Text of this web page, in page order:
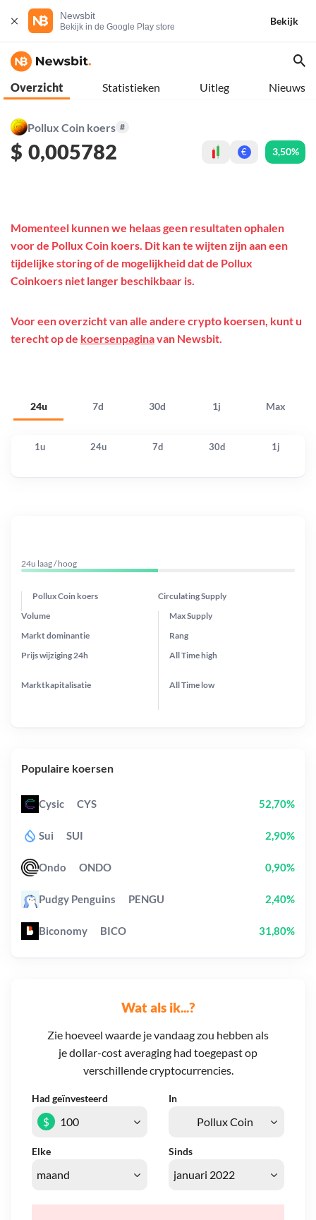
Newsbit
Bekijk in de Google Play store
Bekijk
Overzicht Statistieken Uitleg Nieuws
Pollux Coin koers #
$ 0,005782 € 3,50%
24u 7d 30d 1j Max
Momenteel kunnen we helaas geen resultaten ophalen
voor de Pollux Coin koers. Dit kan te wijten zijn aan een
tijdelijke storing of de mogelijkheid dat de Pollux
Coinkoers niet langer beschikbaar is.
Voor een overzicht van alle andere crypto koersen, kunt u
terecht op de koersenpaginavan Newsbit.
1u 24u 7d 30d 1j
Wat als ik...?
Zie hoeveel waarde je vandaag zou hebben als
je dollar-cost averaging had toegepast op
verschillende cryptocurrencies.
Had geïnvesteerd In
Elke Sinds
$
24u laag / hoog
Pollux Coin koers Circulating Supply
Prijs wijziging 24h
Max Supply
Markt dominantie
Marktkapitalisatie
Volume
Rang
All Timehigh
All Time low
Populaire koersen
Cysic CYS 52,70%
Sui SUI 2,90%
Ondo ONDO 0,90%
Pudgy Penguins PENGU 2,40%
Biconomy BICO 31,80%